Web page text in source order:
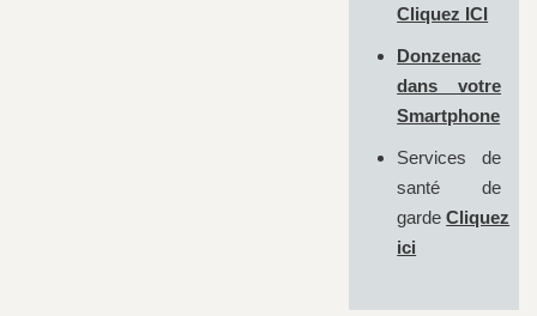
Cliquez ICI
Donzenac
dans votre
Smartphone
Services de
santé de
garde Cliquez
ici